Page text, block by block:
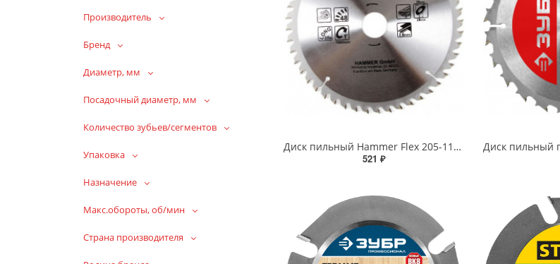
Производитель
Бренд
Диаметр, мм
Посадочный диаметр, мм
Количество зубьев/сегментов
Упаковка
Назначение
Макс.обороты, об/мин
Страна производителя
Диск пильный Hammer Flex 205-117 CSB WD 210ммх48х30/20мм по дереву
521 ₽